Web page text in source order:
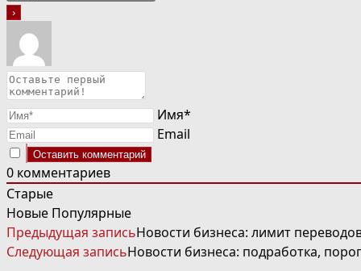
Имя*
Email
0 комментариев
Старые
Новые Популярные
ЧИТАТЬ
ДАЛЕЕ
СТАТЬИ
Предыдущая записьНовости бизнеса: лимит
Следующая записьНовости бизнеса: подработка,